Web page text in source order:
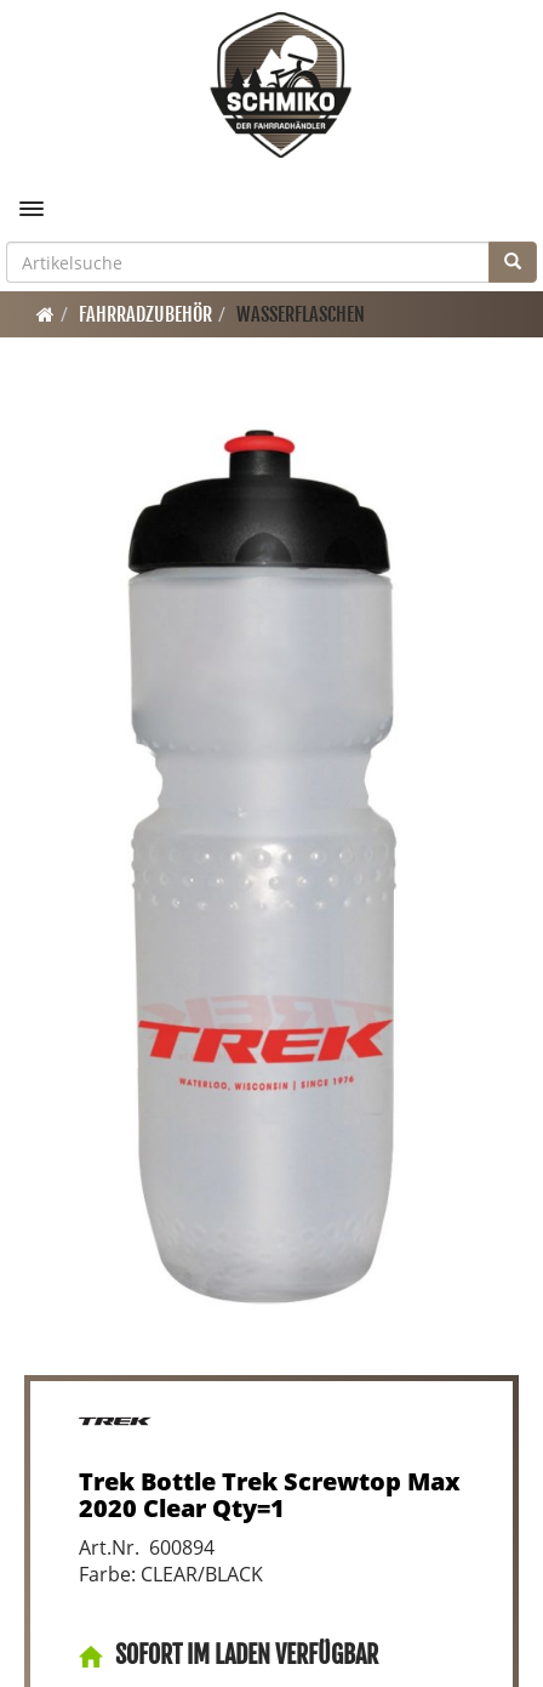
Toggle navigation
FAHRRADZUBEHÖR WASSERFLASCHEN
Trek Bottle Trek Screwtop Max
2020 Clear Qty=1
Art.Nr. 600894
Farbe: CLEAR/BLACK
SOFORT IM LADEN VERFÜGBAR